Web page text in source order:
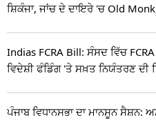
ਸ਼ਿਕੰਜਾ, ਜਾਂਚ ਦੇ ਦਾਇਰੇ 'ਚ Old
Indias FCRA Bill: ਸੰਸਦ ਵਿੱਚ
ਵਿਦੇਸ਼ੀ ਫੰਡਿੰਗ 'ਤੇ ਸਖ਼ਤ ਨਿਯੰਤਰਣ ਦੀ
ਪੰਜਾਬ ਵਿਧਾਨਸਭਾ ਦਾ ਮਾਨਸੂਨ ਸੈਸ਼ਨ: